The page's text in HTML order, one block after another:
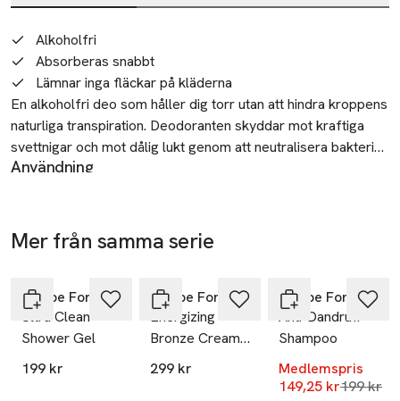
Beskrivning
Alkoholfri
Absorberas snabbt
Lämnar inga fläckar på kläderna
En alkoholfri deo som håller dig torr utan att hindra kroppens
naturliga transpiration. Deodoranten skyddar mot kraftiga
svettnigar och mot dålig lukt genom att neutralisera bakterier.
Absorberas snabbt och lämnar inga fläckar på kläderna.
Användning
Lämna den tomma förpackningen till återvinning på din
Tillverkare
Krämfabriken/krämportföljen
Stockholm
Mer från samma serie
Recipe For Men
Ultra Clean
Shower Gel
199 kr
Recipe For Men
Energizing
Bronze Cream,
75 ml
299 kr
Recipe For Men
Anti-Dandruff
Shampoo
Medlemspris
149,25 krLägsta
199 kr